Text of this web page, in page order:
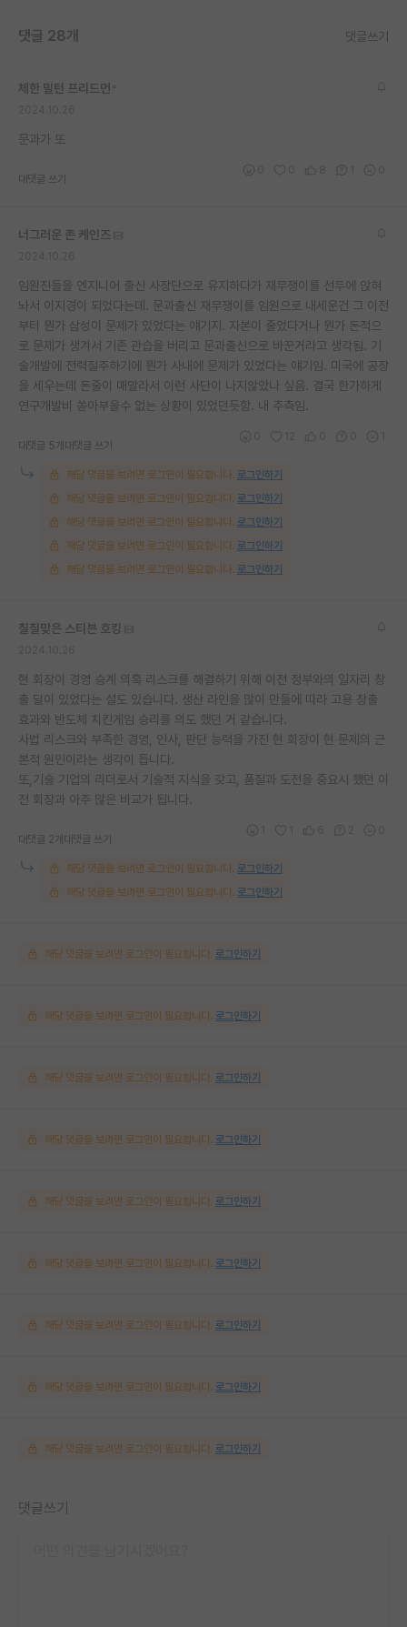
댓글 28개 댓글쓰기
체한 밀턴 프리드먼
문과가 또
대댓글 쓰기
너그러운 존 케인즈
임원진들을 엔지니어 출신 사장단으로 유지하다가 재무쟁이를 선두에 앉혀
놔서 이지경이 되었다는데. 문과출신 재무쟁이를 임원으로 내세운건 그 이전
부터 뭔가 삼성이 문제가 있었다는 얘기지. 자본이 줄었다거나 뭔가 돈적으
로 문제가 생겨서 기존 관습을 버리고 문과출신으로 바꾼거라고 생각됨. 기
술개발에 전력질주하기에 뭔가 사내에 문제가 있었다는 얘기임. 미국에 공장
을 세우는데 돈줄이 매말라서 이런 사단이 나지않았나 싶음. 결국 한가하게
연구개발비 쏟아부울수 없는 상황이 있었던듯함. 내 추측임.
대댓글 5개 대댓글 쓰기
해당 댓글을 보려면 로그인이 필요합니다. 로그인하기
해당 댓글을 보려면 로그인이 필요합니다. 로그인하기
해당 댓글을 보려면 로그인이 필요합니다. 로그인하기
해당 댓글을 보려면 로그인이 필요합니다. 로그인하기
해당 댓글을 보려면 로그인이 필요합니다. 로그인하기
칠칠맞은 스티븐 호킹
현 회장이 경영 승계 의혹 리스크를 해결하기 위해 이전 정부와의 일자리 창
출 딜이 있었다는 설도 있습니다. 생산 라인을 많이 만듦에 따라 고용 창출
효과와 반도체 치킨게임 승리를 의도 했던 거 같습니다.
사법 리스크와 부족한 경영, 인사, 판단 능력을 가진 현 회장이 현 문제의 근
본적 원인이라는 생각이 듭니다.
또,기술 기업의 리더로서 기술적 지식을 갖고, 품질과 도전을 중요시 했던 이
전 회장과 아주 많은 비교가 됩니다.
대댓글 2개 대댓글 쓰기
해당 댓글을 보려면 로그인이 필요합니다. 로그인하기
해당 댓글을 보려면 로그인이 필요합니다. 로그인하기
해당 댓글을 보려면 로그인이 필요합니다. 로그인하기
해당 댓글을 보려면 로그인이 필요합니다. 로그인하기
해당 댓글을 보려면 로그인이 필요합니다. 로그인하기
해당 댓글을 보려면 로그인이 필요합니다. 로그인하기
해당 댓글을 보려면 로그인이 필요합니다. 로그인하기
해당 댓글을 보려면 로그인이 필요합니다. 로그인하기
해당 댓글을 보려면 로그인이 필요합니다. 로그인하기
해당 댓글을 보려면 로그인이 필요합니다. 로그인하기
해당 댓글을 보려면 로그인이 필요합니다. 로그인하기
댓글쓰기